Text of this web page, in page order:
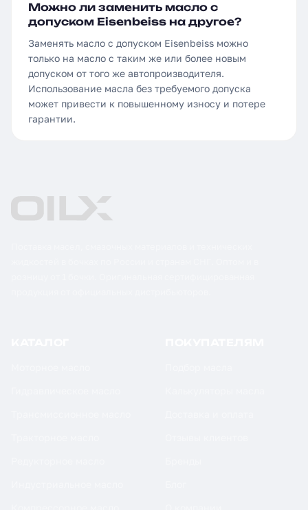
Можно ли заменить масло с
допуском Eisenbeiss на другое?
Заменять масло с допуском Eisenbeiss можно
только на масло с таким же или более новым
допуском от того же автопроизводителя.
Использование масла без требуемого допуска
может привести к повышенному износу и потере
гарантии.